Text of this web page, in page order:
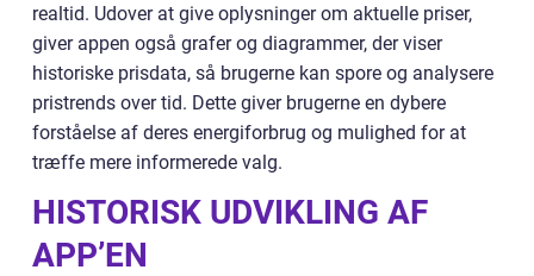
realtid. Udover at give oplysninger om aktuelle priser,
giver appen også grafer og diagrammer, der viser
historiske prisdata, så brugerne kan spore og analysere
pristrends over tid. Dette giver brugerne en dybere
forståelse af deres energiforbrug og mulighed for at
træffe mere informerede valg.
HISTORISK UDVIKLING AF
APP’EN